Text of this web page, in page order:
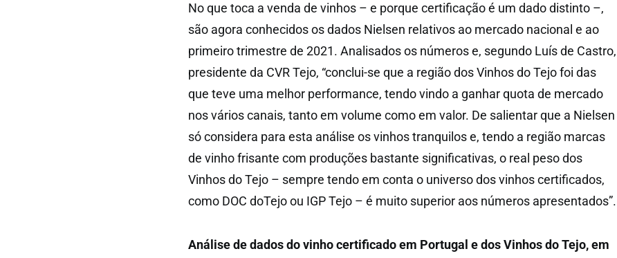
No que toca a venda de vinhos – e porque certificação é um dado distinto –,
são agora conhecidos os dados Nielsen relativos ao mercado nacional e ao
primeiro trimestre de 2021. Analisados os números e, segundo Luís de Castro,
presidente da CVR Tejo, “conclui-se que a região dos Vinhos do Tejo foi das
que teve uma melhor performance, tendo vindo a ganhar quota de mercado
nos vários canais, tanto em volume como em valor. De salientar que a Nielsen
só considera para esta análise os vinhos tranquilos e, tendo a região marcas
de vinho frisante com produções bastante significativas, o real peso dos
Vinhos do Tejo – sempre tendo em conta o universo dos vinhos certificados,
como DOC doTejo ou IGP Tejo – é muito superior aos números apresentados”.
Análise de dados do vinho certificado em Portugal e dos Vinhos do Tejo, em